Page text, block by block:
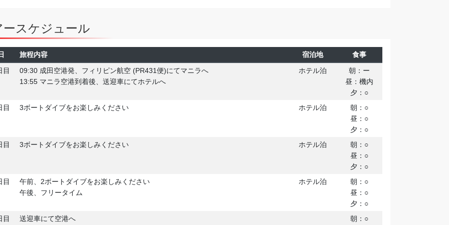
ースケジュール
旅程内容 宿泊地
食事
目
09:30 成田空港発、フィリピン航空 (PR431便)にてマニラへ
13:55 マニラ空港到着後、送迎車にてホテルへ
ホテル泊
朝：ー
昼：機内
夕：○
目
3ボートダイブをお楽しみください ホテル泊
朝：○
昼：○
夕：○
目
3ボートダイブをお楽しみください ホテル泊
朝：○
昼：○
夕：○
目
午前、2ボートダイブをお楽しみください
午後、フリータイム
ホテル泊
朝：○
昼：○
夕：○
目
送迎車にて空港へ
朝：○